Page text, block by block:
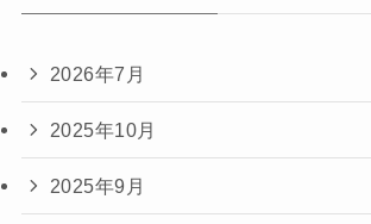
2026年7月
2025年10月
2025年9月